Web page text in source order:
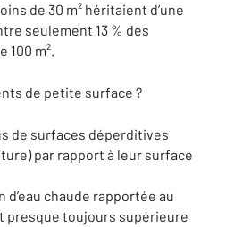
de 30 m² héritaient d’une
seulement 13 % des
100 m².
de petite surface ?
de surfaces déperditives
par rapport à leur surface
d’eau chaude rapportée au
presque toujours supérieure